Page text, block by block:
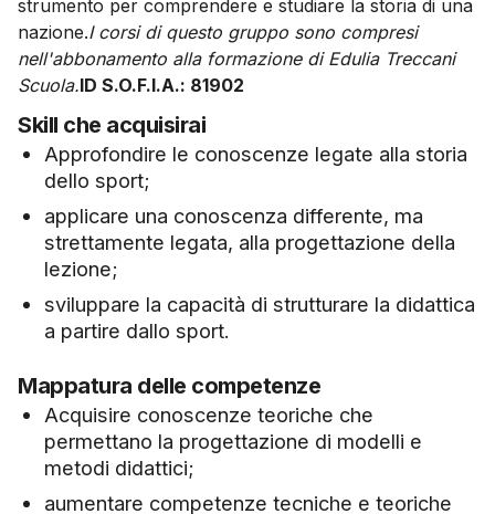
strumento per comprendere e studiare la storia di una
nazione.I corsi di questo gruppo sono compresi
nell'abbonamento alla formazione di Edulia Treccani
Scuola.ID S.O.F.I.A.: 81902
Skill che acquisirai
Approfondire le conoscenze legate alla storia
dello sport;
applicare una conoscenza differente, ma
strettamente legata, alla progettazione della
lezione;
sviluppare la capacità di strutturare la didattica
a partire dallo sport.
Mappatura delle competenze
Acquisire conoscenze teoriche che
permettano la progettazione di modelli e
metodi didattici;
aumentare competenze tecniche e teoriche